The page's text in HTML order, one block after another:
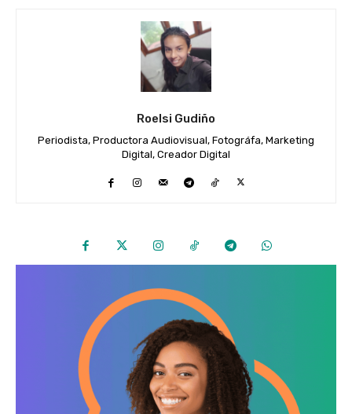
Roelsi Gudiño
Periodista, Productora Audiovisual, Fotográfa, Marketing
Digital, Creador Digital